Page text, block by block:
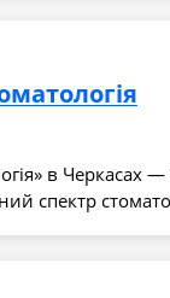
в Черкасах —
спектр